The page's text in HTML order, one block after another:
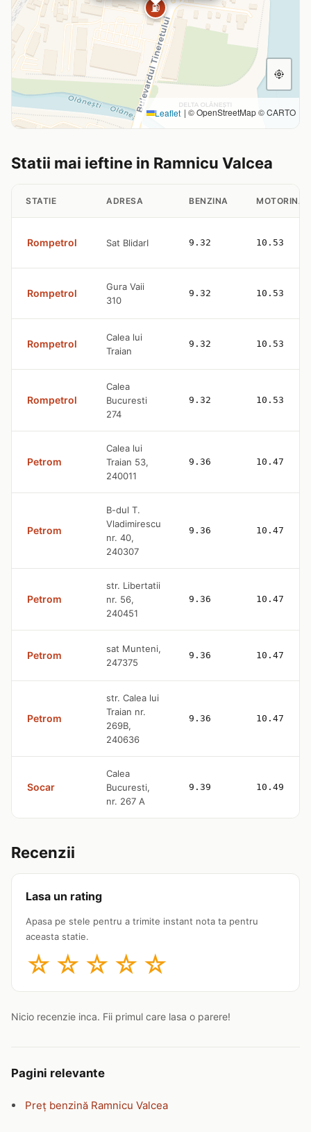
⛽
Leaflet | © OpenStreetMap © CARTO
Statii mai ieftine in Ramnicu Valcea
STATIE ADRESA BENZINA MOTORINA
Rompetrol Sat BlidarI 9.32 10.53
Rompetrol
Gura Vaii
310
9.32 10.53
Rompetrol
Calea lui
Traian
9.32 10.53
Rompetrol
Calea
Bucuresti
274
9.32 10.53
Petrom
Calea lui
Traian 53,
240011
9.36 10.47
Petrom
B-dul T.
Vladimirescu
nr. 40,
240307
9.36 10.47
Petrom
str. Libertatii
nr. 56,
240451
9.36 10.47
Petrom
sat Munteni,
247375
9.36 10.47
Petrom
str. Calea lui
Traian nr.
269B,
240636
9.36 10.47
Socar
Calea
Bucuresti,
nr. 267 A
9.39 10.49
Recenzii
Lasa un rating
Apasa pe stele pentru a trimite instant nota ta pentru
aceasta statie.
☆ ☆ ☆ ☆ ☆
Nicio recenzie inca. Fii primul care lasa o parere!
Pagini relevante
Preț benzină Ramnicu Valcea